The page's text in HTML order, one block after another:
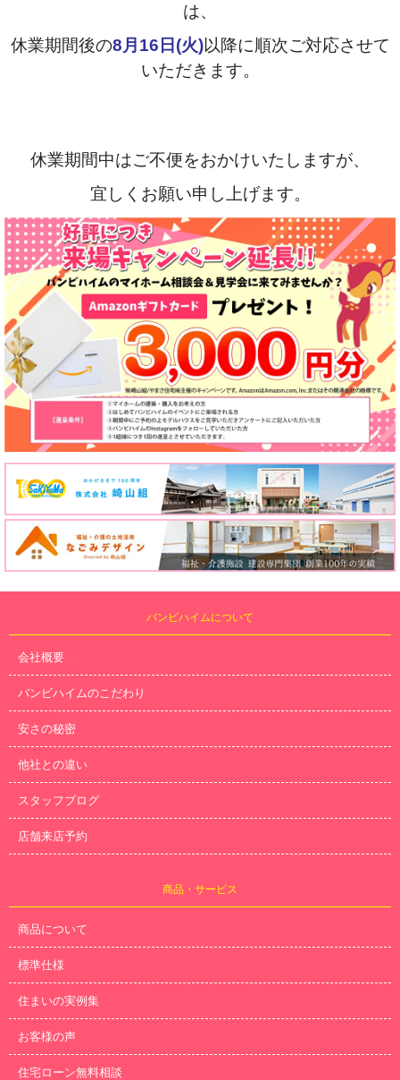
は、
休業期間後の8月16日(火)以降に順次ご対応させて
いただきます。
休業期間中はご不便をおかけいたしますが、
宜しく お願い申し上げます。
バンビハイムについて
会社概要
バンビハイムのこだわり
安さの秘密
他社との違い
スタッフブログ
店舗来店予約
商品・サービス
商品について
標準仕様
住まいの実例集
お客様の声
住宅ローン無料相談